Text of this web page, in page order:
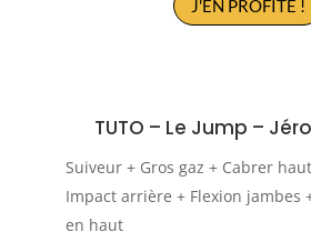
J'EN PROFITE !
TUTO – Le Jump –
Suiveur + Gros gaz + Cabrer haut
Impact arrière + Flexion jambes
en haut